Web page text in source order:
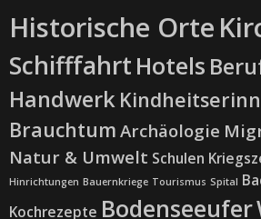
Historische Orte
Schifffahrt Hotels
Handwerk
Brauchtum Archäologie
Natur & Umwelt Schulen
Hinrichtungen Bauernkriege Tourismus Spital
Kochrezepte Bodenseeufer